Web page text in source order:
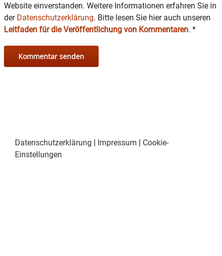
Website einverstanden. Weitere Informationen erfahren Sie in
der Datenschutzerklärung. Bitte lesen Sie hier auch unseren
Leitfaden für die Veröffentlichung von Kommentaren. *
Datenschutzerklärung | Impressum | Cookie-
Einstellungen